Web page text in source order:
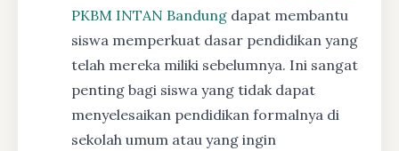
PKBM INTAN Bandung dapat membantu
siswa memperkuat dasar pendidikan yang
telah mereka miliki sebelumnya. Ini sangat
penting bagi siswa yang tidak dapat
menyelesaikan pendidikan formalnya di
sekolah umum atau yang ingin